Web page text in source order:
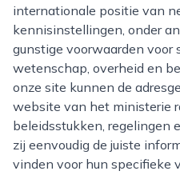
internationale positie van
kennisinstellingen, onder
gunstige voorwaarden voor
wetenschap, overheid en
onze site kunnen de
website van het ministerie
beleidsstukken, regelingen
zij eenvoudig de juiste
vinden voor hun specifieke